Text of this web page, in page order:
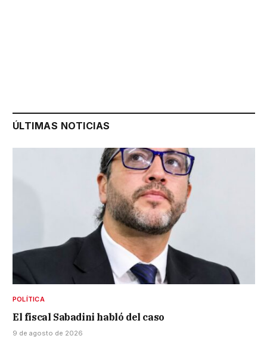
ÚLTIMAS NOTICIAS
POLÍTICA
El fiscal Sabadini habló del caso
9 de agosto de 2026